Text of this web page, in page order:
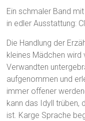
Ein schmaler Band
in edler Ausstattung:
Die Handlung der
kleines Mädchen wird
Verwandten
aufgenommen und
immer offener
kann das Idyll trüben,
ist. Karge Sprache